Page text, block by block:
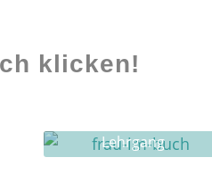
klicken!
Lehrgang
Ghostwriting